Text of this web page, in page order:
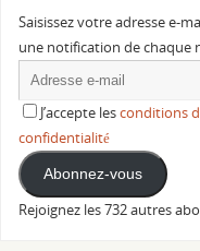
Saisissez votre adresse e-
une notification de chaque
J’accepte lesconditions
confidentialité
Abonnez-vous
Rejoignez les 732 autres